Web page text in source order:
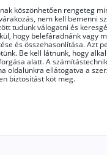
köszönhetően rengeteg
nem kell bemenni
tudunk válogatni és
hogy belefáradnánk vagy
és összehasonlítása. Azt
Be kell látnunk, hogy
alatt. A
oldalunkra ellátogatva a
biztosítást köt meg.